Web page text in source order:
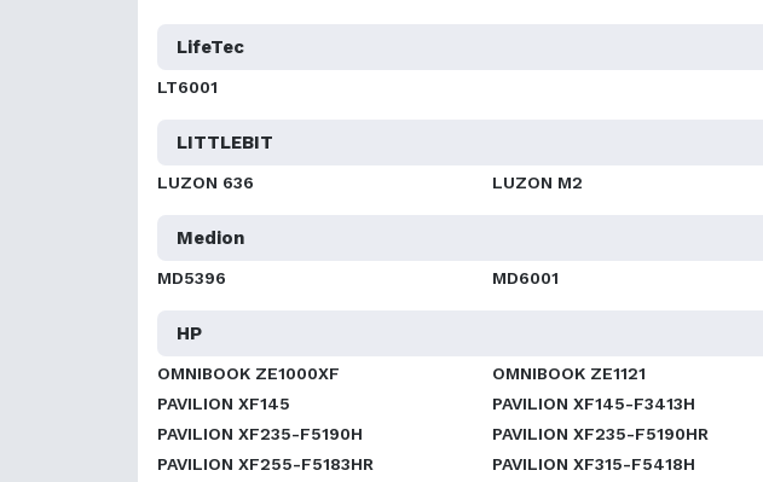
LifeTec
LT6001
LITTLEBIT
LUZON 636 LUZON M2
Medion
MD5396 MD6001
HP
OMNIBOOK ZE1000XF OMNIBOOK ZE1121
PAVILION XF145
PAVILION XF145-F3413H
PAVILION XF235-F5190H
PAVILION XF235-F5190HR
PAVILION XF255-F5183HR
PAVILION XF315-F5418H